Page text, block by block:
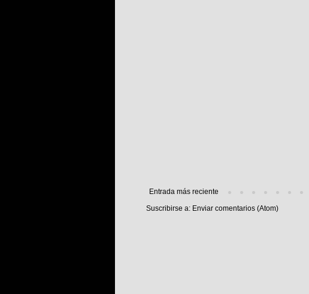
Entrada más reciente
Suscribirse a: Enviar comentarios (Atom)